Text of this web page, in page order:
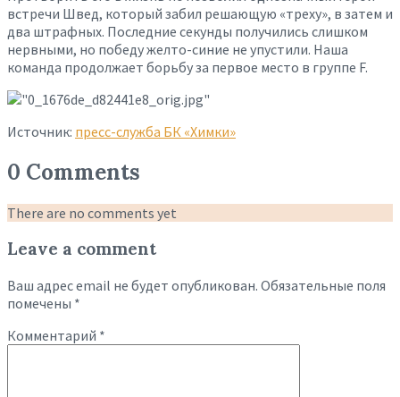
встречи Швед, который забил решающую «треху», в затем и
два штрафных. Последние секунды получились слишком
нервными, но победу желто-синие не упустили. Наша
команда продолжает борьбу за первое место в группе F.
Источник: пресс-служба БК «Химки»
0 Comments
There are no comments yet
Leave a comment
Ваш адрес email не будет опубликован. Обязательные поля
помечены *
Комментарий *